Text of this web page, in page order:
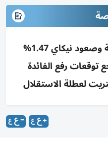
انتعاش الأسهم الآسيوية وصعود نيكاي 1.47%
توقعات رفع الفائدة
لعطلة الاستقلال